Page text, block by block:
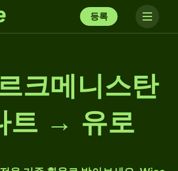
등록
크메니스탄
트 → 유로